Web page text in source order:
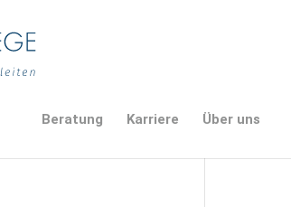
Beratung Karriere Über uns